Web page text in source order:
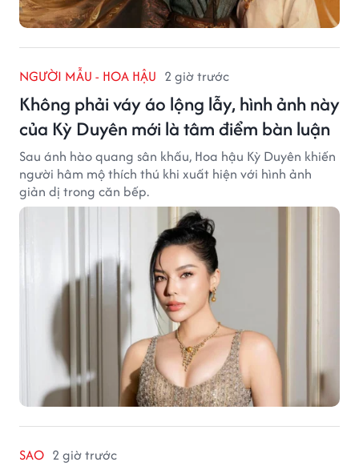
NGƯỜI MẪU - HOA HẬU 2 giờ trước
Không phải váy áo lộng lẫy, hình ảnh này
của Kỳ Duyên mới là tâm điểm bàn luận
Sau ánh hào quang sân khấu, Hoa hậu Kỳ Duyên khiến
người hâm mộ thích thú khi xuất hiện với hình ảnh
giản dị trong căn bếp.
SAO 2 giờ trước